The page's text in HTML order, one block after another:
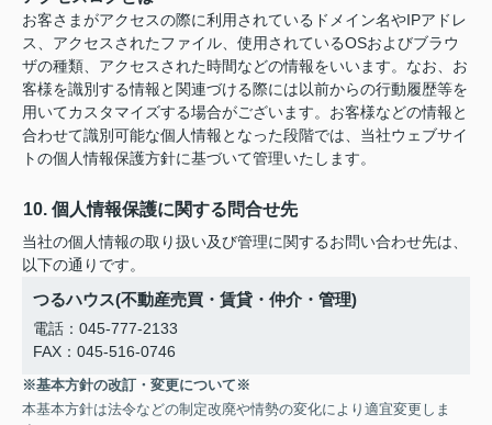
お客さまがアクセスの際に利用されているドメイン名やIPアドレ
ス、アクセスされたファイル、使用されているOSおよびブラウ
ザの種類、アクセスされた時間などの情報をいいます。なお、お
客様を識別する情報と関連づける際には以前からの行動履歴等を
用いてカスタマイズする場合がございます。お客様などの情報と
合わせて識別可能な個人情報となった段階では、当社ウェブサイ
トの個人情報保護方針に基づいて管理いたします。
10. 個人情報保護に関する問合せ先
当社の個人情報の取り扱い及び管理に関するお問い合わせ先は、
以下の通りです。
つるハウス(不動産売買・賃貸・仲介・管理)
電話：045-777-2133
FAX：045-516-0746
※基本方針の改訂・変更について※
本基本方針は法令などの制定改廃や情勢の変化により適宜変更しま